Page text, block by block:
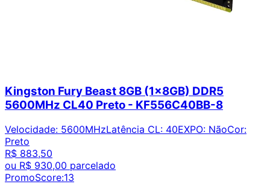
Kingston Fury Beast 8GB (1x8GB) DDR5
5600MHz CL40 Preto - KF556C40BB-8
Velocidade: 5600MHzLatência CL: 40EXPO: NãoCor:
Preto
R$ 883,50
ou R$ 930,00 parcelado
PromoScore:13